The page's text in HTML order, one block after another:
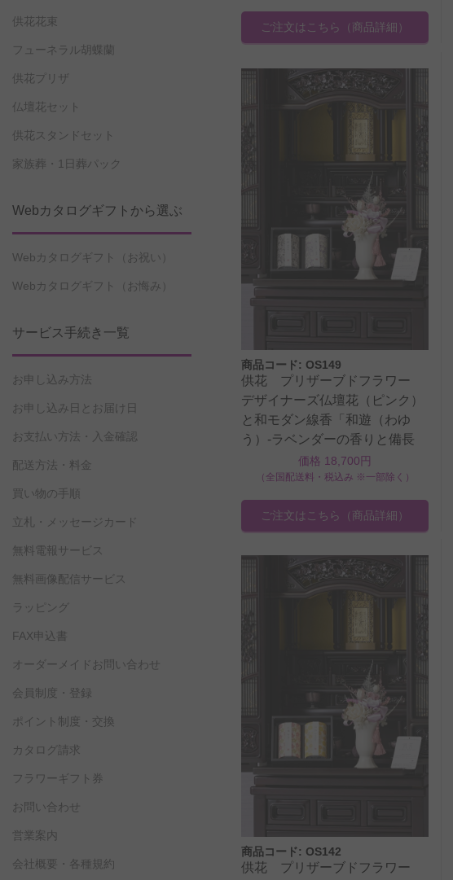
ご注文はこちら （商品詳細）
商品コード: OS149
供花 プリザーブドフラワー
デザイナーズ仏壇花（ピンク）
と和モダン線香「和遊（わゆ
う）-ラベンダーの香りと備長
炭-」のセット価格 18,700円
（全国配送料・税込み ※一部除く）
ご注文はこちら （商品詳細）
商品コード: OS142
供花 プリザーブドフラワー
供花花束
フューネラル胡蝶蘭
供花プリザ
仏壇花セット
供花スタンドセット
家族葬・1日葬パック
Webカタログギフトから選ぶ
Webカタログギフト（お祝い）
Webカタログギフト（お悔み）
サービス手続き一覧
お申し込み方法
お申し込み日とお届け日
お支払い方法・入金確認
配送方法・料金
買い物の手順
立札・メッセージカード
無料電報サービス
無料画像配信サービス
ラッピング
FAX申込書
オーダーメイドお問い合わせ
会員制度・登録
ポイント制度・交換
カタログ請求
フラワーギフト券
お問い合わせ
営業案内
会社概要・各種規約